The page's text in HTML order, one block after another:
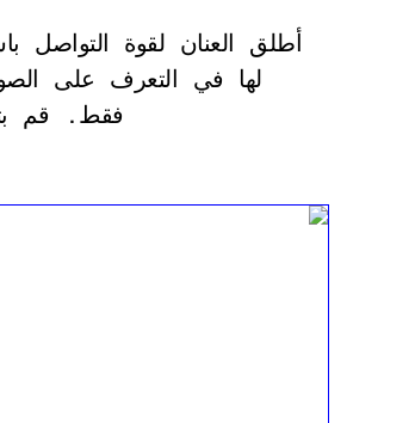
أطلق العنان لقوة التواصل
لها في التعرف على
فقط. قم